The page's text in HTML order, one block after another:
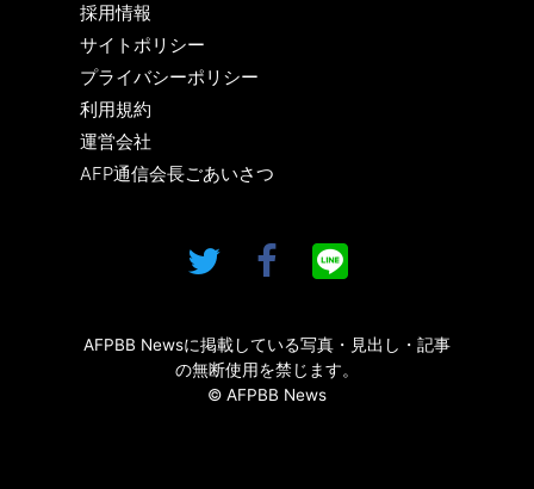
採用情報
サイトポリシー
プライバシーポリシー
利用規約
運営会社
AFP通信会長ごあいさつ
AFPBB Newsに掲載している写真・見出し・記事
の無断使用を禁じます。
© AFPBB News